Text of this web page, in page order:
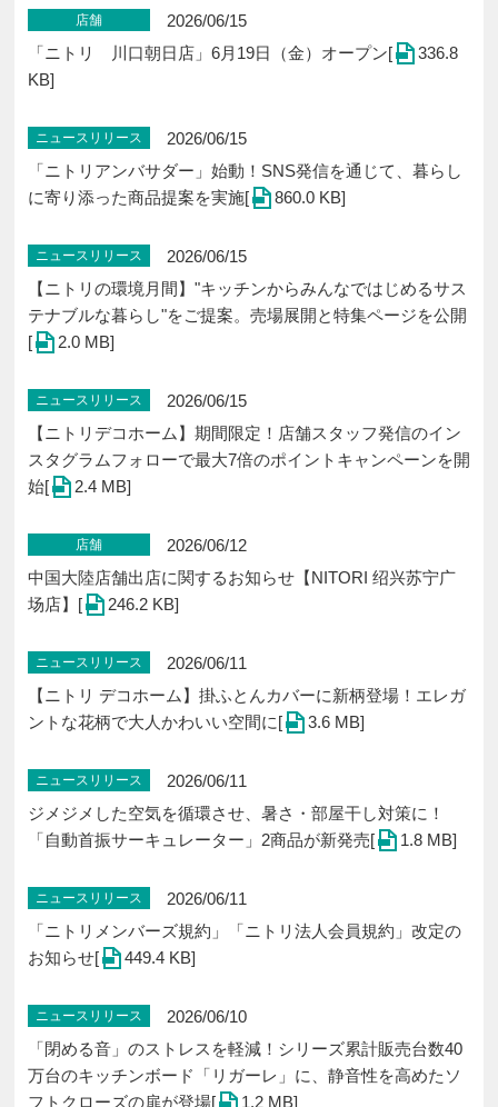
店舗
2026/06/15
「ニトリ 川口朝日店」6⽉19⽇（金）オープン[
336.8
KB]
ニュースリリース
2026/06/15
「ニトリアンバサダー」始動！SNS発信を通じて、暮らし
に寄り添った商品提案を実施[
860.0 KB]
ニュースリリース
2026/06/15
【ニトリの環境月間】"キッチンからみんなではじめるサス
テナブルな暮らし"をご提案。売場展開と特集ページを公開
[
2.0 MB]
ニュースリリース
2026/06/15
【ニトリデコホーム】期間限定！店舗スタッフ発信のイン
スタグラムフォローで最大7倍のポイントキャンペーンを開
始[
2.4 MB]
店舗
2026/06/12
中国大陸店舗出店に関するお知らせ【NITORI 绍兴苏宁广
场店】[
246.2 KB]
ニュースリリース
2026/06/11
【ニトリ デコホーム】掛ふとんカバーに新柄登場！エレガ
ントな花柄で大人かわいい空間に[
3.6 MB]
ニュースリリース
2026/06/11
ジメジメした空気を循環させ、暑さ・部屋干し対策に！
「自動首振サーキュレーター」2商品が新発売[
1.8 MB]
ニュースリリース
2026/06/11
「ニトリメンバーズ規約」「ニトリ法人会員規約」改定の
お知らせ[
449.4 KB]
ニュースリリース
2026/06/10
「閉める音」のストレスを軽減！シリーズ累計販売台数40
万台のキッチンボード「リガーレ」に、静音性を高めたソ
フトクローズの扉が登場[
1.2 MB]